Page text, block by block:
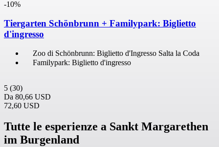
-10%
Tiergarten Schönbrunn + Familypark: Biglietto
d'ingresso
Zoo di Schönbrunn: Biglietto d'Ingresso Salta la Coda
Familypark: Biglietto d'ingresso
5 (30)
Da 80,66 USD
72,60 USD
Tutte le esperienze a Sankt Margarethen
im Burgenland